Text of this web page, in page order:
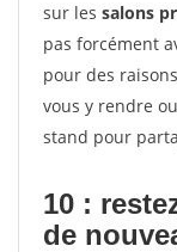
sur les salons
pas forcément
pour des
vous y rendre
stand pour
10 :
de